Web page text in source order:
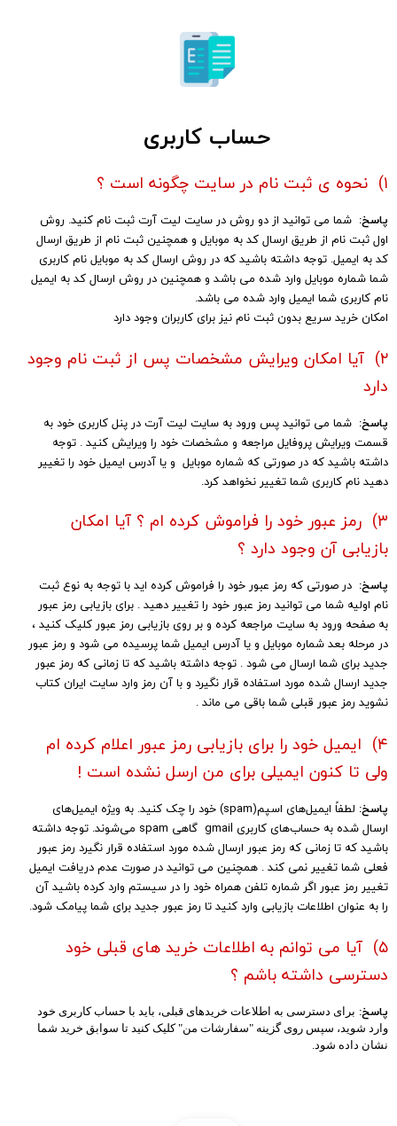
حساب کاربری
۱) نحوه ی ثبت نام در سایت چگونه است ؟
پاسخ: شما می توانید از دو روش در سایت لیت آرت ثبت نام کنید. روش
اول ثبت نام از طریق ارسال کد به موبایل و همچنین ثبت نام از طریق ارسال
کد به ایمیل. توجه داشته باشید که در روش ارسال کد به موبایل نام کاربری
شما شماره موبایل وارد شده می باشد و همچنین در روش ارسال کد به ایمیل
نام کاربری شما ایمیل وارد شده می باشد.
امکان خرید سریع بدون ثبت نام نیز برای کاربران وجود دارد
۲) آیا امکان ویرایش مشخصات پس از ثبت نام وجود
دارد
پاسخ: شما می توانید پس ورود به سایت لیت آرت در پنل کاربری خود به
قسمت ویرایش پروفایل مراجعه و مشخصات خود را ویرایش کنید . توجه
داشته باشید که در صورتی که شماره موبایل و یا آدرس ایمیل خود را تغییر
دهید نام کاربری شما تغییر نخواهد کرد.
۳) رمز عبور خود را فراموش کرده ام ؟ آیا امکان
بازیابی آن وجود دارد ؟
پاسخ: در صورتی که رمز عبور خود را فراموش کرده اید با توجه به نوع ثبت
نام اولیه شما می توانید رمز عبور خود را تغییر دهید . برای بازیابی رمز عبور
به صفحه ورود به سایت مراجعه کرده و بر روی بازیابی رمز عبور کلیک کنید ،
در مرحله بعد شماره موبایل و یا آدرس ایمیل شما پرسیده می شود و رمز عبور
جدید برای شما ارسال می شود . توجه داشته باشید که تا زمانی که رمز عبور
جدید ارسال شده مورد استفاده قرار نگیرد و با آن رمز وارد سایت ایران کتاب
نشوید رمز عبور قبلی شما باقی می ماند .
۴) ایمیل خود را برای بازیابی رمز عبور اعلام کرده ام
ولی تا کنون ایمیلی برای من ارسل نشده است !​​​​​​​
پاسخ:
لطفاً ایمیل‌های اسپم(spam) خود را چک کنید. به ویژه ایمیل‌های
ارسال شده به حساب‏‌های کاربری gmail گاهی spam می‌شوند. توجه داشته
باشید که تا زمانی که رمز عبور ارسال شده مورد استفاده قرار نگیرد رمز عبور
فعلی شما تغییر نمی کند . همچنین می توانید در صورت عدم دریافت ایمیل
تغییر رمز عبور اگر شماره تلفن همراه خود را در سیستم وارد کرده باشید آن
را به عنوان اطلاعات بازیابی وارد کنید تا رمز عبور جدید برای شما پیامک شود.
پاسخ: برای دسترسی به اطلاعات خریدهای قبلی، باید با حساب کاربری خود
وارد شوید، سپس روی گزینه "سفارشات من" کلیک کنید تا سوابق خرید شما
نشان داده ‏شود.​​​​​​​
۵) آیا می توانم به اطلاعات خرید های قبلی خود
دسترسی داشته باشم ؟